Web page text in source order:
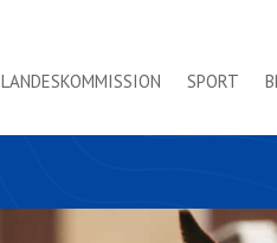
LANDESKOMMISSION SPORT